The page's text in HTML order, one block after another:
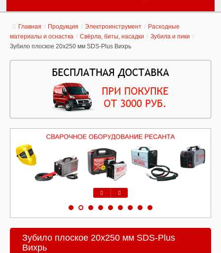
Главная / Продукция / Электроинструмент / Расходные
материалы и оснастка / Свёрла, биты, насадки / Зубила и пики /
Зубило плоское 20x250 мм SDS-Plus Вихрь
Зубило плоское 20x250 мм SDS-Plus
Вихрь